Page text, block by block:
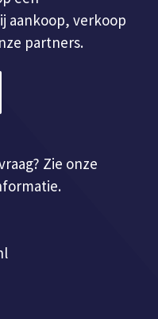
aankoop, verkoop
partners.
Zie onze